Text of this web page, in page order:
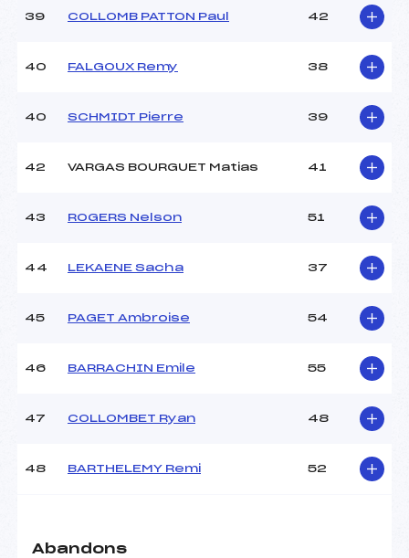
39 COLLOMB PATTON Paul 42
40 FALGOUX Remy 38
40 SCHMIDT Pierre 39
42 VARGAS BOURGUET Matias 41
43 ROGERS Nelson 51
44 LEKAENE Sacha 37
45 PAGET Ambroise 54
46 BARRACHIN Emile 55
47 COLLOMBET Ryan 48
48 BARTHELEMY Remi 52
Abandons